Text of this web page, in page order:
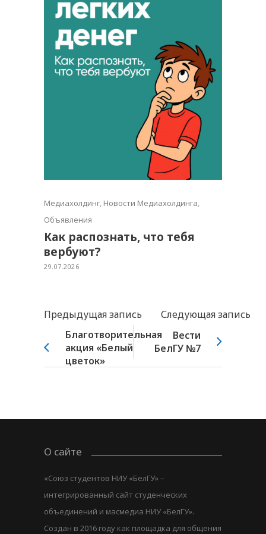
Медиахолдинг, Новости Медиахолдинга,
Объявления
Как распознать, что тебя
вербуют?
29.07.2026
Предыдущая запись
Следующая запись
Благотворительная
акция «Белый
цветок»
Вести
БелГУ №7
О сайте
«Союз студентов НИУ «БелГУ» –
интегрированный сайт студенческих
объединений и масмедиа НИУ «БелГУ».
Создан в 2016 году как площадка для общения